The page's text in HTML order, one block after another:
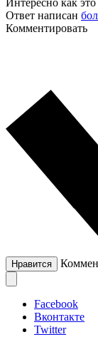
Интересно как
Ответ написан
Комментировать
Нравится
Facebook
Вконтакте
Twitter